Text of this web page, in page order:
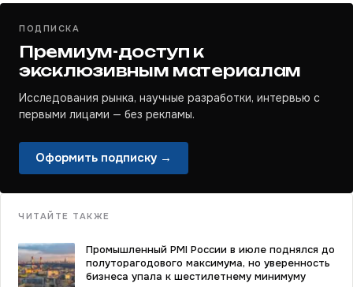
ПОДПИСКА
Премиум-доступ к
эксклюзивным материалам
Исследования рынка, научные разработки, интервью с
первыми лицами — без рекламы.
Оформить подписку →
ЧИТАЙТЕ ТАКЖЕ
Промышленный PMI России в июле поднялся до
полуторагодового максимума, но уверенность
бизнеса упала к шестилетнему минимуму